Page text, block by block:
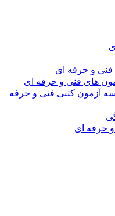
فنی و حرفه ای
های فنی و حرفه ای
آزمون کتبی فنی و حرفه
و حرفه ای